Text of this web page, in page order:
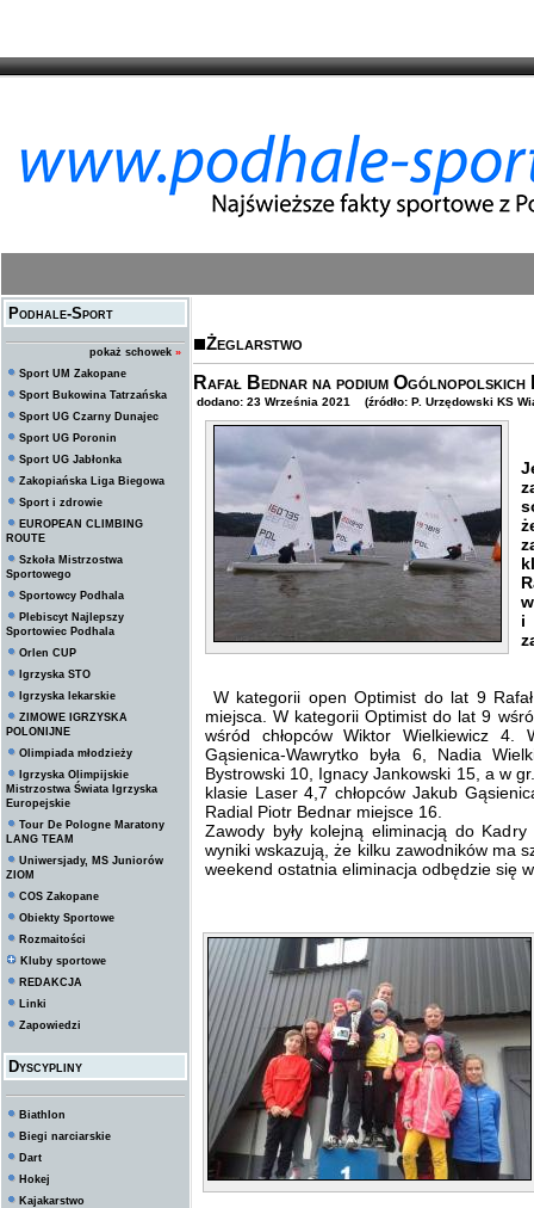
Podhale-Sport
pokaż schowek »
Sport UM Zakopane
Sport Bukowina Tatrzańska
Sport UG Czarny Dunajec
Sport UG Poronin
Sport UG Jabłonka
Zakopiańska Liga Biegowa
Sport i zdrowie
EUROPEAN CLIMBING
ROUTE
Szkoła Mistrzostwa
Sportowego
Sportowcy Podhala
Plebiscyt Najlepszy
Sportowiec Podhala
Orlen CUP
Igrzyska STO
Igrzyska lekarskie
ZIMOWE IGRZYSKA
POLONIJNE
Olimpiada młodzieży
Igrzyska Olimpijskie
Mistrzostwa Świata Igrzyska
Europejskie
Tour De Pologne Maratony
LANG TEAM
Uniwersjady, MS Juniorów
ZIOM
COS Zakopane
Obiekty Sportowe
Rozmaitości
Kluby sportowe
REDAKCJA
Linki
Zapowiedzi
Dyscypliny
Biathlon
Biegi narciarskie
Dart
Hokej
Kajakarstwo
Żeglarstwo
Rafał Bednar na podium
dodano: 23 Września 2021 (źródło: P. Urzędowski KS
i
W kategorii open Optimist do lat 9
miejsca. W kategorii Optimist do lat 9
wśród chłopców Wiktor Wielkiewicz
Gąsienica-Wawrytko była 6, Nadia
Bystrowski 10, Ignacy Jankowski 15, a w
klasie Laser 4,7 chłopców Jakub
Radial Piotr Bednar miejsce 16.
Zawody były kolejną eliminacją do
wyniki wskazują, że kilku zawodników ma
weekend ostatnia eliminacja odbędzie się